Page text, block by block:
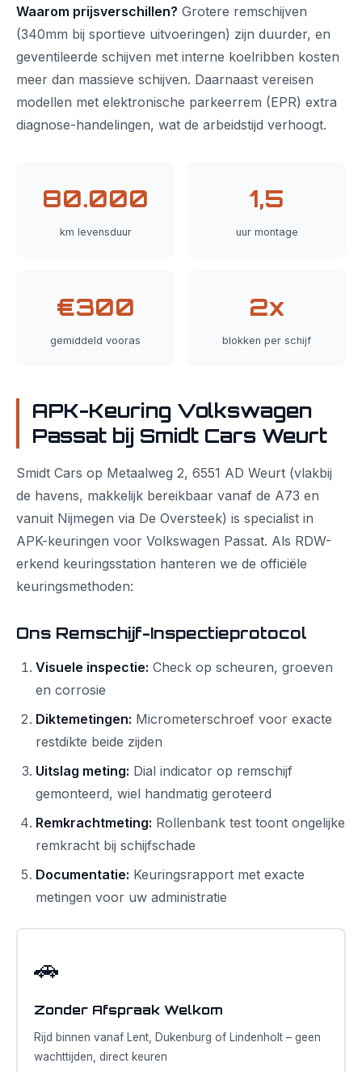
Waarom prijsverschillen? Grotere remschijven
(340mm bij sportieve uitvoeringen) zijn duurder, en
geventileerde schijven met interne koelribben kosten
meer dan massieve schijven. Daarnaast vereisen
modellen met elektronische parkeerrem (EPR) extra
diagnose-handelingen, wat de arbeidstijd verhoogt.
80.000
km levensduur
1,5
uur montage
€300
gemiddeld vooras
2x
blokken per schijf
APK-Keuring Volkswagen
Passat bij Smidt Cars Weurt
Smidt Cars op Metaalweg 2, 6551 AD Weurt (vlakbij
de havens, makkelijk bereikbaar vanaf de A73 en
vanuit Nijmegen via De Oversteek) is specialist in
APK-keuringen voor Volkswagen Passat. Als RDW-
erkend keuringsstation hanteren we de officiële
keuringsmethoden:
Ons Remschijf-Inspectieprotocol
Visuele inspectie: Check op scheuren, groeven
en corrosie
Diktemetingen: Micrometerschroef voor exacte
restdikte beide zijden
Uitslag meting: Dial indicator op remschijf
gemonteerd, wiel handmatig geroteerd
Remkrachtmeting: Rollenbank test toont ongelijke
remkracht bij schijfschade
Documentatie: Keuringsrapport met exacte
metingen voor uw administratie
🚗
Zonder Afspraak Welkom
Rijd binnen vanaf Lent, Dukenburg of Lindenholt – geen
wachttijden, direct keuren